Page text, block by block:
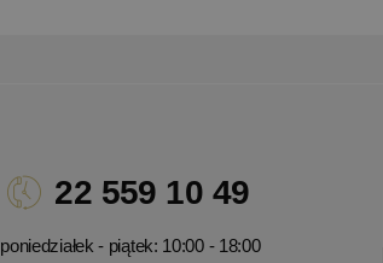
22 559 10 49
poniedziałek - piątek: 10:00 - 18:00